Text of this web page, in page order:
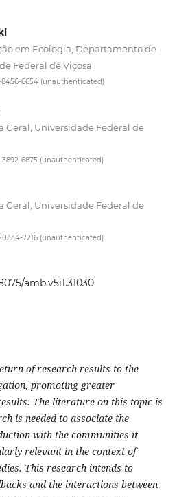
em Ecologia, Departamento de
Federal de Viçosa
6654 (unauthenticated)
Universidade Federal de
6875 (unauthenticated)
Universidade Federal de
7216 (unauthenticated)
amb.v5i1.31030
of research results to the
promoting greater
The literature on this topic is
is needed to associate the
with the communities it
relevant in the context of
This research intends to
and the interactions between